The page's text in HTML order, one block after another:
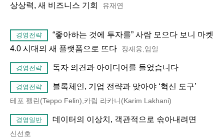
상상력, 새 비즈니스 기회
유재연
경영전략
“좋아하는 것에 투자를” 사람 모으다 보니 마켓
4.0 시대의 새 플랫폼으로 뜨다
장재웅,임일
경영전략 독자 의견과 아이디어를 들었습니다
경영전략 블록체인, 기업 전략과 맞아야 ‘혁신 도구’
테포 펠린(Teppo Felin),카림 라카니(Karim Lakhani)
경영일반 데이터의 이상치, 객관적으로 솎아내려면
신선호